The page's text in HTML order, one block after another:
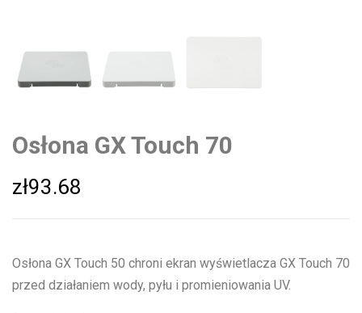
Osłona GX Touch 70
zł93.68
Osłona GX Touch 50 chroni ekran wyświetlacza GX Touch 70
przed działaniem wody, pyłu i promieniowania UV.